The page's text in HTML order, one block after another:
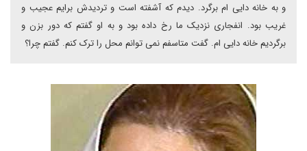
و به خانه دایی ام برگرد. دیدم که آشفته است و تردیدش برایم عجیب و
غریب بود. انفجاری نزدیک ما رخ داده بود و به او گفتم که دور بزن و
برگردیم خانه دایی ام. گفت متاسفم نمی توانم محل را ترک کنم. گفتم چرا؟